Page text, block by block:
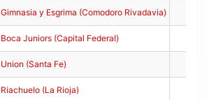
Gimnasia y Esgrima (Comodoro Rivadavia)
Boca Juniors (Capital Federal)
Union (Santa Fe)
Riachuelo (La Rioja)